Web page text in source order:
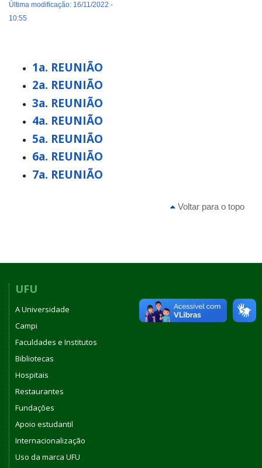
Última modificação: 16/11/2022 -
10:55
1a. REUNIÃO
2a. REUNIÃO
3a. REUNIÃO
4a. REUNIÃO
5a. REUNIÃO
6a. REUNIÃO
7a. REUNIÃO
Voltar para o topo
UFU
A Universidade
Campi
Faculdades e Institutos
Bibliotecas
Hospitais
Restaurantes
Fundações
Apoio estudantil
Internacionalização
Uso da marca UFU